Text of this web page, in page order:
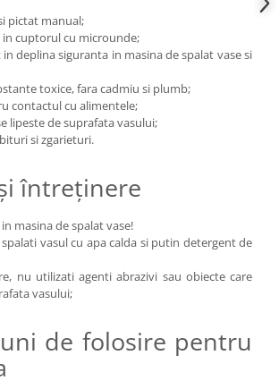
pictat manual;
cuptorul cu microunde;
deplina siguranta in masina de spalat vase si
toxice, fara cadmiu si plumb;
contactul cu alimentele;
lipeste de suprafata vasului;
si zgarieturi.
întreținere
masina de spalat vase!
vasul cu apa calda si putin detergent de
nu utilizati agenti abrazivi sau obiecte care
vasului;
de folosire pentru